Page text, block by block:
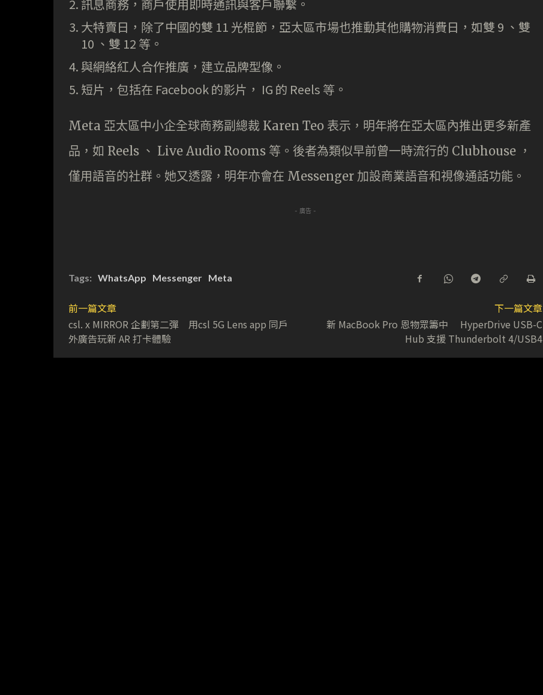
訊息商務，商戶使用即時通訊與客戶聯繫。
大特賣日，除了中國的雙 11 光棍節，亞太區市場也推動其他購物消費日，如雙 9 、雙
10 、雙 12 等。
與網絡紅人合作推廣，建立品牌型像。
短片，包括在 Facebook 的影片， IG 的 Reels 等。
Meta 亞太區中小企全球商務副總裁 Karen Teo 表示，明年將在亞太區內推出更多新產
品，如 Reels 、 Live Audio Rooms 等。後者為類似早前曾一時流行的 Clubhouse ，
僅用語音的社群。她又透露，明年亦會在 Messenger 加設商業語音和視像通話功能。
- 廣告 -
Tags: WhatsApp Messenger Meta
前一篇文章
csl. x MIRROR 企劃第二彈 用csl 5G Lens app 同戶
外廣告玩新 AR 打卡體驗
下一篇文章
新 MacBook Pro 恩物眾籌中 HyperDrive USB-C
Hub 支援 Thunderbolt 4/USB4